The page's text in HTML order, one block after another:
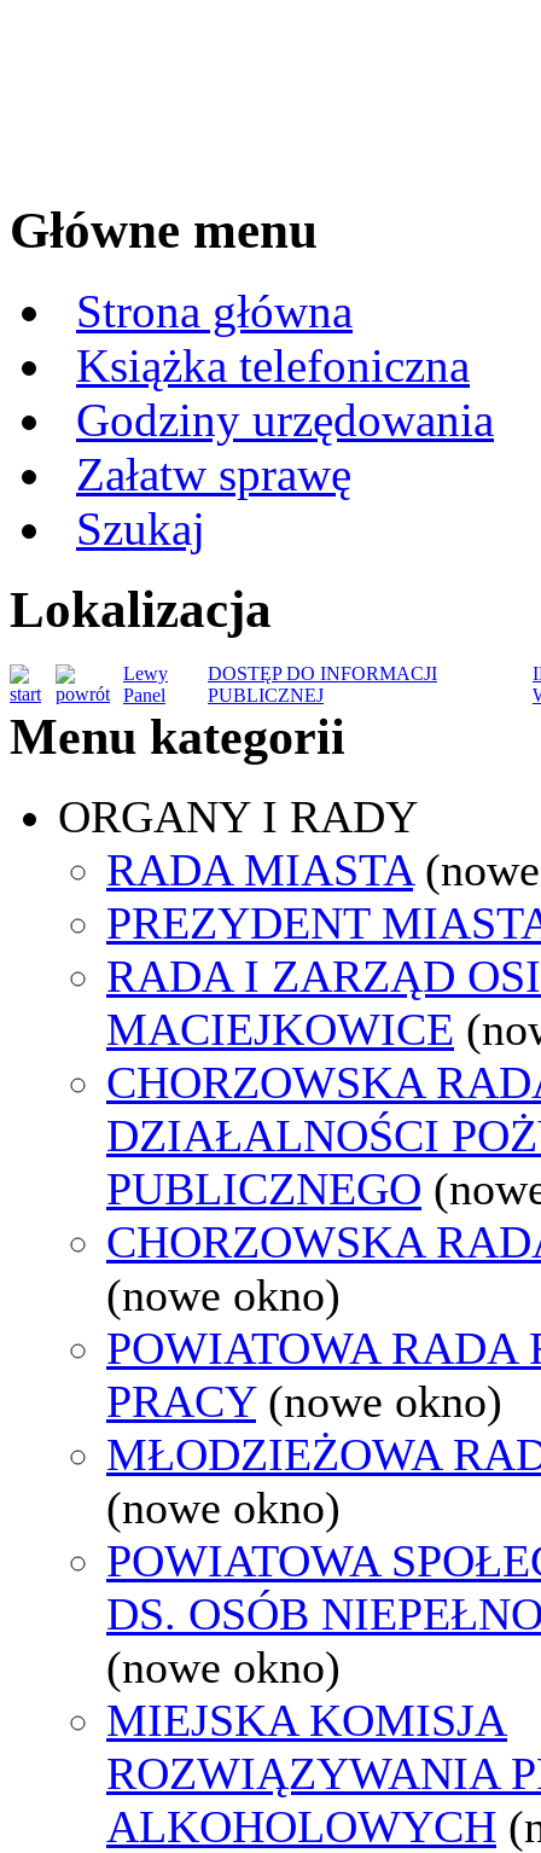
Główne menu
Strona główna
Książka telefoniczna
Godziny urzędowania
Załatw sprawę
Szukaj
Lokalizacja
Lewy
Panel
DOSTĘP DO INFORMACJI
PUBLICZNEJ
Menu kategorii
ORGANY I RADY
RADA MIASTA
PREZYDENT
RADA I ZARZĄD
MACIEJKOWICE
CHORZOWSKA
DZIAŁALNOŚCI
PUBLICZNEGO
CHORZOWSKA
(nowe okno)
POWIATOWA RADA
PRACY (nowe okno)
MŁODZIEŻOWA
(nowe okno)
POWIATOWA
DS. OSÓB
(nowe okno)
MIEJSKA KOMISJA
ROZWIĄZYWANIA
ALKOHOLOWYCH